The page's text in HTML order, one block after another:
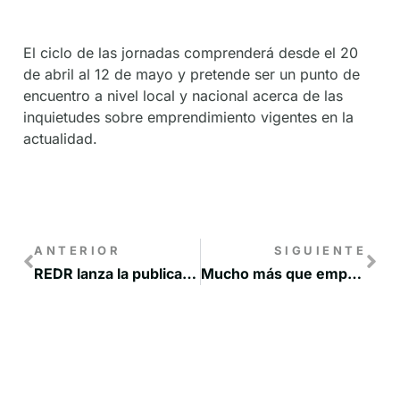
El ciclo de las jornadas comprenderá desde el 20
de abril al 12 de mayo y pretende ser un punto de
encuentro a nivel local y nacional acerca de las
inquietudes sobre emprendimiento vigentes en la
actualidad.
ANTERIOR
REDR lanza la publicación ‘El futuro se escribe en femenino II’, un análisis de la situación actual de las mujeres rurales
SIGUIENTE
Mucho más que emprendimiento